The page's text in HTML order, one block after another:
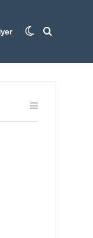
Arama
Dış